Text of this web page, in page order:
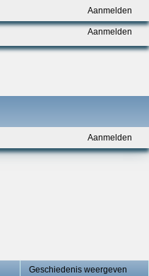
Aanmelden
Aanmelden
Aanmelden
Geschiedenis weergeven